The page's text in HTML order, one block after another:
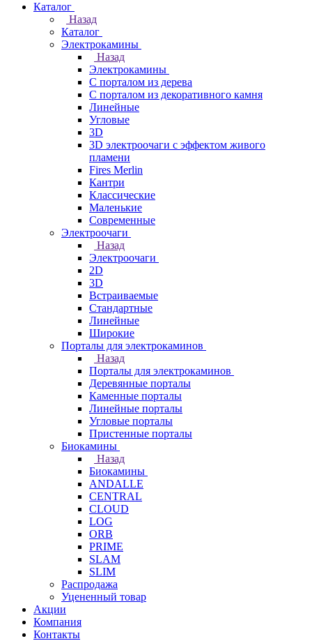
Каталог
Назад
Каталог
Электрокамины
Назад
Электрокамины
С порталом из дерева
С порталом из декоративного камня
Линейные
Угловые
3D
3D электроочаги с эффектом живого
пламени
Fires Merlin
Кантри
Классические
Маленькие
Современные
Электроочаги
Назад
Электроочаги
2D
3D
Встраиваемые
Стандартные
Линейные
Широкие
Порталы для электрокаминов
Назад
Порталы для электрокаминов
Деревянные порталы
Каменные порталы
Линейные порталы
Угловые порталы
Пристенные порталы
Биокамины
Назад
Биокамины
ANDALLE
CENTRAL
CLOUD
LOG
ORB
PRIME
SLAM
SLIM
Распродажа
Уцененный товар
Акции
Компания
Контакты